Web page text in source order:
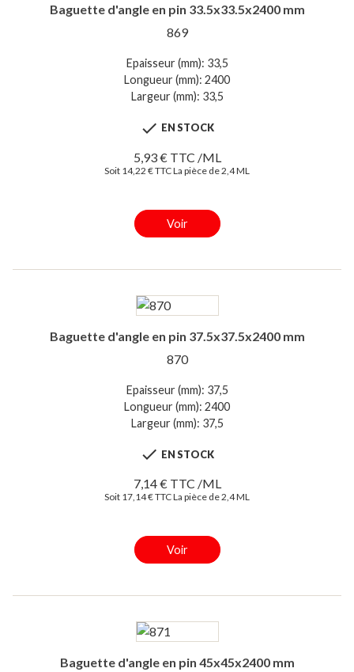
Baguette d'angle en pin 33.5x33.5x2400 mm
869
Epaisseur (mm): 33,5
Longueur (mm): 2400
Largeur (mm): 33,5
 EN STOCK
5,93 € TTC /ML
Soit 14,22 € TTC La pièce de 2,4 ML
Voir
Baguette d'angle en pin 37.5x37.5x2400 mm
870
Epaisseur (mm): 37,5
Longueur (mm): 2400
Largeur (mm): 37,5
 EN STOCK
7,14 € TTC /ML
Soit 17,14 € TTC La pièce de 2,4 ML
Voir
Baguette d'angle en pin 45x45x2400 mm